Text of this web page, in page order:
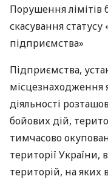
Порушення лімітів
скасування
підприємства»
Підприємства,
місцезнаходження
діяльності
бойових дій,
тимчасово
території України,
територій, на яких